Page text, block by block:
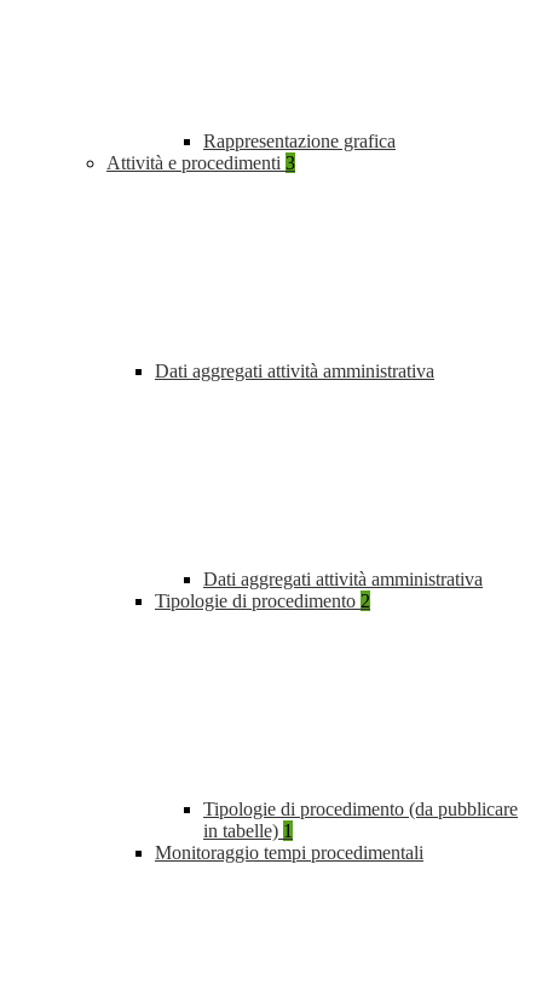
Rappresentazione grafica
Attività e procedimenti 3
Dati aggregati attività amministrativa
Dati aggregati attività amministrativa
Tipologie di procedimento 2
Tipologie di procedimento (da pubblicare
in tabelle) 1
Monitoraggio tempi procedimentali